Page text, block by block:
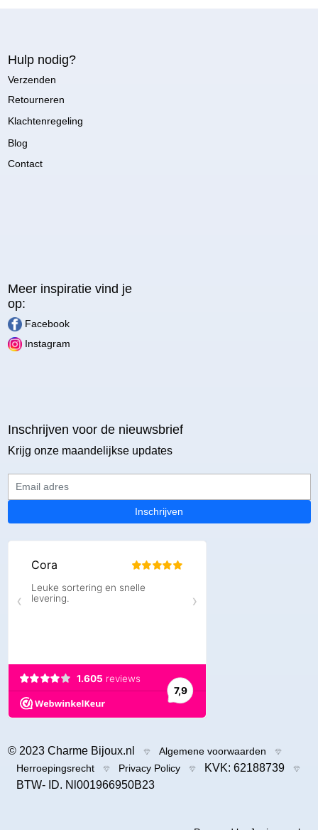
Hulp nodig?
Verzenden
Retourneren
Klachtenregeling
Blog
Contact
Meer inspiratie vind je
op:
Facebook
Instagram
Inschrijven voor de nieuwsbrief
Krijg onze maandelijkse updates
Email adres
Inschrijven
© 2023 Charme Bijoux.nl
Algemene voorwaarden
Herroepingsrecht
Privacy Policy
KVK: 62188739
BTW- ID. Nl001966950B23